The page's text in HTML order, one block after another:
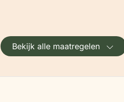
waarschijnlijkheid de
vorst voldoende zijn; de
elektrische radiator bij.
Bekijk alle maatregelen